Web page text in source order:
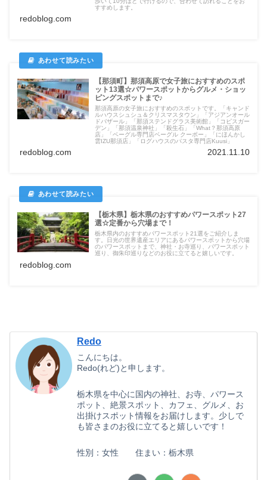
すすめします。
redoblog.com
【那須町】那須高原で女子旅におすすめのスポ
ット13選☆パワースポットからグルメ・ショッ
ピングスポットまで♪
那須高原の女子旅におすすめのスポットです。「キャンド
ルハウスシュシュ＆クリスマスタウン」「アジアンオール
ドバザール」「那須ステンドグラス美術館」「コピスガー
デン」「那須温泉神社」「殺生石」「What？那須高原
店」「ベーグル専門店ベーグル クーボー」「にほんかし
雲IZU那須店」「ログハウスのパスタ専門店Kuusi」
redoblog.com 2021.11.10
【栃木県】栃木県のおすすめパワースポット27
選☆定番から穴場まで！
栃木県内のおすすめパワースポット21選をご紹介しま
す。日光の世界遺産エリアにあるパワースポットから穴場
のパワースポットまで、神社・お寺巡り、パワースポット
巡り、御朱印巡りなどのお役に立てると嬉しいです。
redoblog.com
Redo
こんにちは。
Redo(れど)と申します。
栃木県を中心に国内の神社、お寺、パワース
ポット、絶景スポット、カフェ、グルメ、お
出掛けスポット情報をお届けします。少しで
も皆さまのお役に立てると嬉しいです！
性別：女性 住まい：栃木県